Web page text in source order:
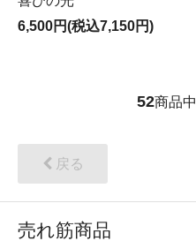
6,500円(税込7,150円)
52商品中
戻る
売れ筋商品